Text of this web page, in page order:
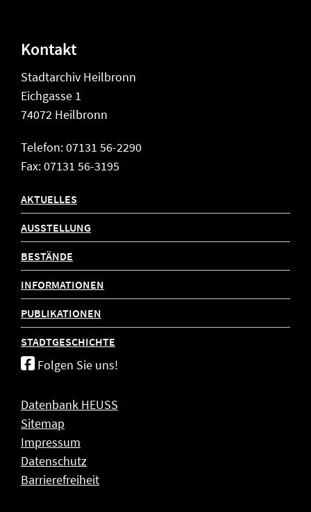
Kontakt
Stadtarchiv Heilbronn
Eichgasse 1
74072 Heilbronn
Telefon: 07131 56-2290
Fax: 07131 56-3195
AKTUELLES
AUSSTELLUNG
BESTÄNDE
INFORMATIONEN
PUBLIKATIONEN
STADTGESCHICHTE
Folgen Sie uns!
Datenbank HEUSS
Sitemap
Impressum
Datenschutz
Barrierefreiheit